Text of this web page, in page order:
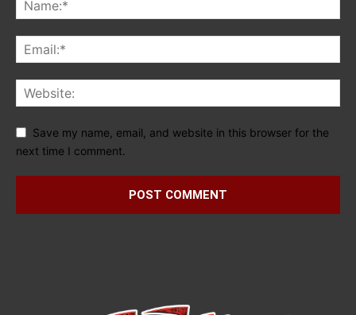
Save my name, email, and website in this browser for the
next time I comment.